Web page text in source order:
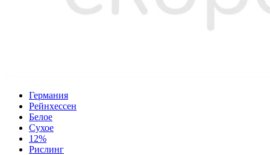
Германия
Рейнхессен
Белое
Сухое
12%
Рислинг